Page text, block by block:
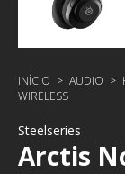
INÍCIO > AUDIO >
WIRELESS
Steelseries
Arctis